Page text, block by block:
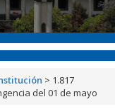
> 1.817
del 01 de mayo